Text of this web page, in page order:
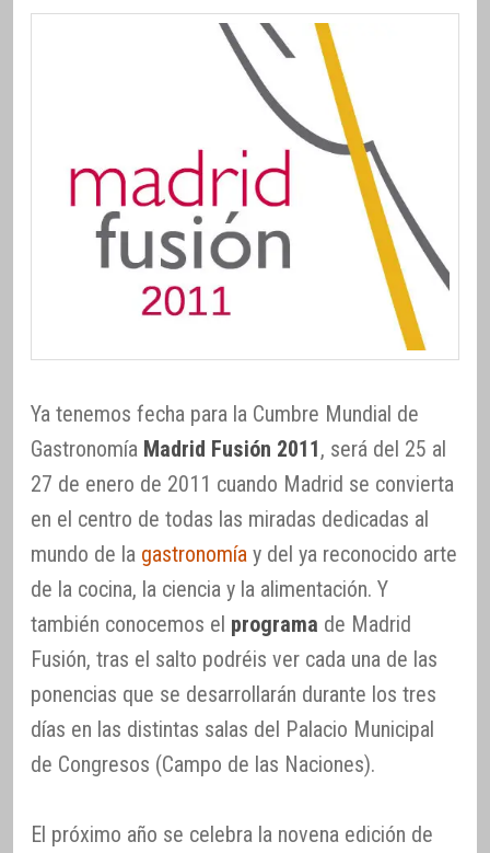
Ya tenemos fecha para la Cumbre Mundial de
Gastronomía Madrid Fusión 2011, será del 25 al
27 de enero de 2011 cuando Madrid se convierta
en el centro de todas las miradas dedicadas al
mundo de la gastronomía y del ya reconocido arte
de la cocina, la ciencia y la alimentación. Y
también conocemos el programa de Madrid
Fusión, tras el salto podréis ver cada una de las
ponencias que se desarrollarán durante los tres
días en las distintas salas del Palacio Municipal
de Congresos (Campo de las Naciones).
El próximo año se celebra la novena edición de